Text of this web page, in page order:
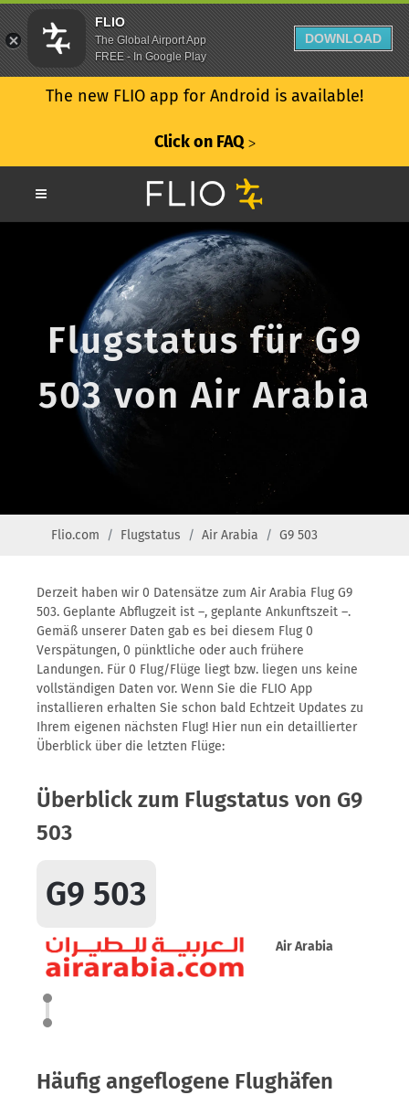
The new FLIO app for Android is available!
Click on FAQ ᐳ
Flugstatus für G9
503 von Air Arabia
Flio.com Flugstatus Air Arabia G9 503
Derzeit haben wir 0 Datensätze zum Air Arabia Flug G9
503. Geplante Abflugzeit ist –, geplante Ankunftszeit –.
Gemäß unserer Daten gab es bei diesem Flug 0
Verspätungen, 0 pünktliche oder auch frühere
Landungen. Für 0 Flug/Flüge liegt bzw. liegen uns keine
vollständigen Daten vor. Wenn Sie die FLIO App
installieren erhalten Sie schon bald Echtzeit Updates zu
Ihrem eigenen nächsten Flug! Hier nun ein detaillierter
Überblick über die letzten Flüge:
Überblick zum Flugstatus von G9
503
G9 503
Air Arabia
Häufig angeflogene Flughäfen
FLIO
The Global Airport App
FREE - In Google Play
DOWNLOAD